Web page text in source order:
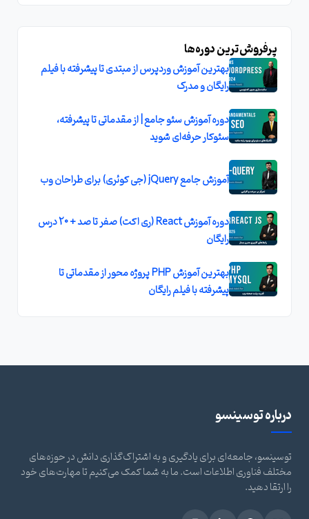
پرفروش‌ترین دوره‌ها
بهترین آموزش وردپرس از مبتدی تا پیشرفته با فیلم
رایگان و مدرک
دوره آموزش سئو جامع | از مقدماتی تا پیشرفته،
سئوکار حرفه‌ای شوید
آموزش جامع jQuery (جی کوئری) برای طراحان وب
دوره آموزش React (ری اکت) صفر تا صد + 20 درس
رایگان
بهترین آموزش PHP پروژه محور از مقدماتی تا
پیشرفته با فیلم رایگان
درباره توسینسو
توسینسو، جامعه‌ای برای یادگیری و به اشتراک‌گذاری دانش در حوزه‌های
مختلف فناوری اطلاعات است. ما به شما کمک می‌کنیم تا مهارت‌های خود
را ارتقا دهید.